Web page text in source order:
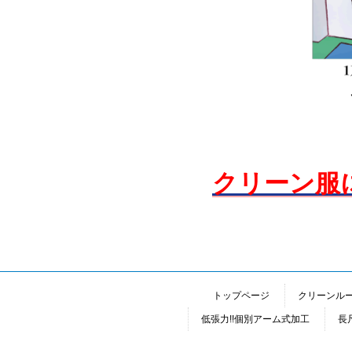
クリーン服
トップページ クリーンル
低張力!!個別アーム式加工 長